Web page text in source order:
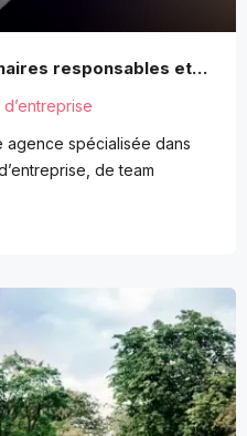
Tripla – Agence de séminaires responsables et team building solidaires en Méditerranée et en Europe
agence spécialisée dans
de team